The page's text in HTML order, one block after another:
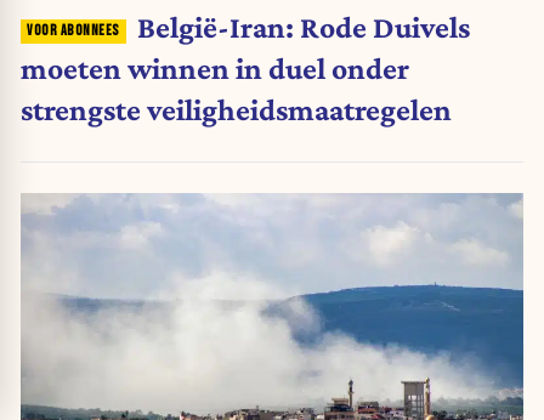
België-Iran: Rode Duivels
moeten winnen in duel onder
strengste veiligheidsmaatregelen